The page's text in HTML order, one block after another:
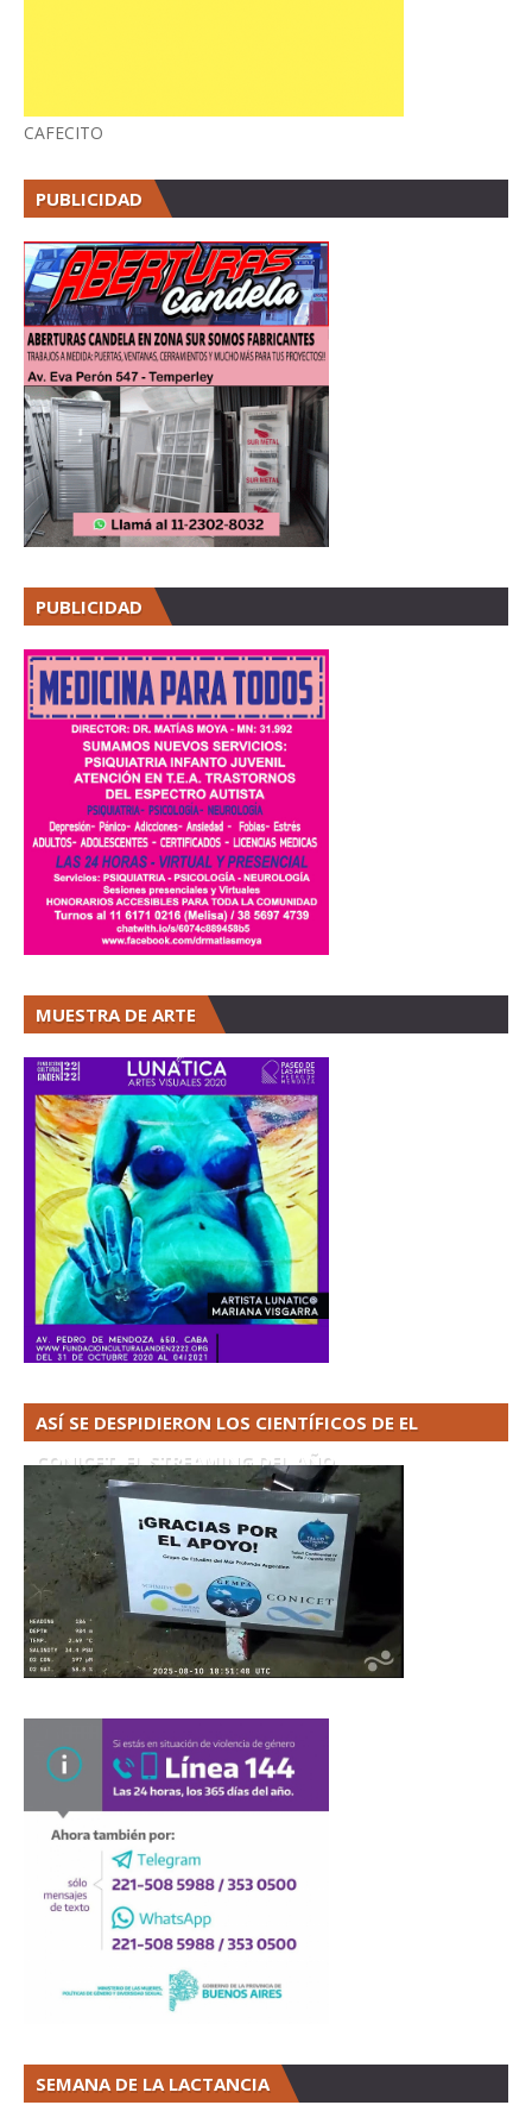
CAFECITO
PUBLICIDAD
PUBLICIDAD
MUESTRA DE ARTE
ASÍ SE DESPIDIERON LOS CIENTÍFICOS DE EL
CONICET. EL STREAMING DEL AÑO
SEMANA DE LA LACTANCIA